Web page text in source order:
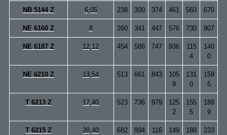
NB 5144 Z 6,05 238 300 374 461 560 670
NE 6160 Z 8 260 341 447 576 730 907
NE 6187 Z 12,12 454 586 747 936
115
4
140
0
NE 6210 Z 13,54 513 661 843
105
9
131
0
159
5
T 6213 Z 17,40 523 736 979
125
2
155
5
188
9
T 6215 Z 20,40 682 894
116
149
188
233